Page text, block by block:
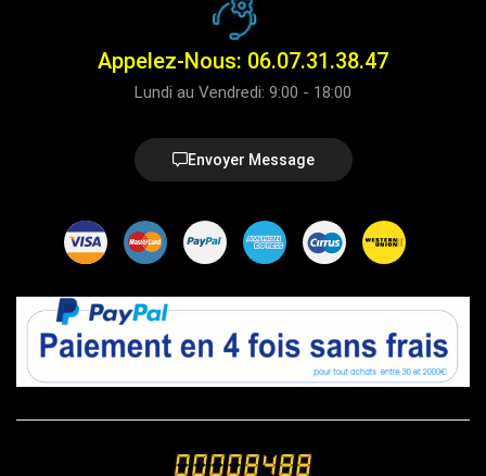
Appelez-Nous: 06.07.31.38.47
Lundi au Vendredi: 9:00 - 18:00
Envoyer Message